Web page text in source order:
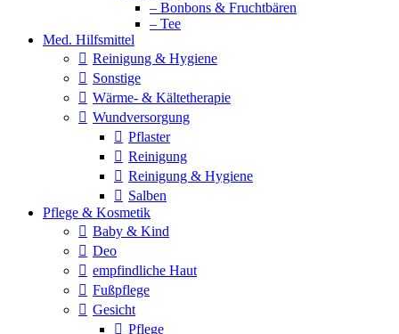
– Bonbons & Fruchtbären
– Tee
Med. Hilfsmittel
Reinigung & Hygiene
Sonstige
Wärme- & Kältetherapie
Wundversorgung
Pflaster
Reinigung
Reinigung & Hygiene
Salben
Pflege & Kosmetik
Baby & Kind
Deo
empfindliche Haut
Fußpflege
Gesicht
Pflege